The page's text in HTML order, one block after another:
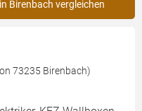
Birenbach vergleichen
73235 Birenbach)